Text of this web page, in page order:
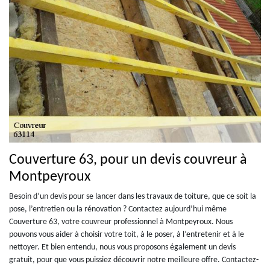
Couverture 63, pour un devis couvreur à
Montpeyroux
Besoin d’un devis pour se lancer dans les travaux de toiture, que ce soit la
pose, l’entretien ou la rénovation ? Contactez aujourd’hui même
Couverture 63, votre couvreur professionnel à Montpeyroux. Nous
pouvons vous aider à choisir votre toit, à le poser, à l’entretenir et à le
nettoyer. Et bien entendu, nous vous proposons également un devis
gratuit, pour que vous puissiez découvrir notre meilleure offre. Contactez-